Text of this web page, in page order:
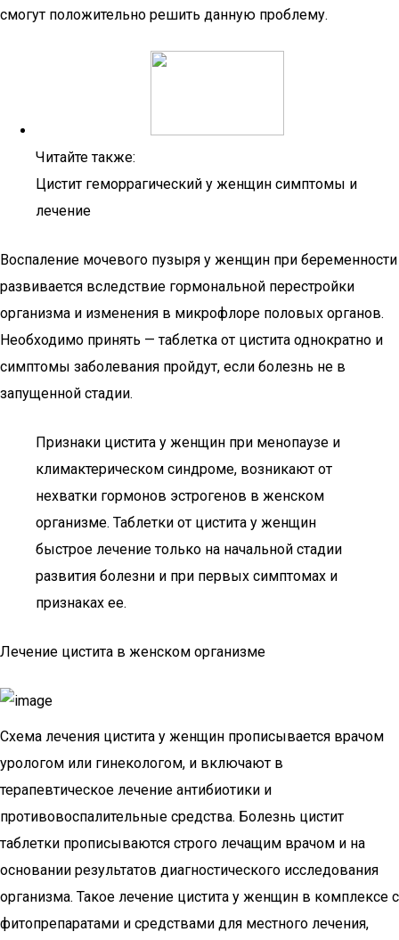
смогут положительно решить данную проблему.
Читайте также:
Цистит геморрагический у женщин симптомы и
лечение
Воспаление мочевого пузыря у женщин при беременности
развивается вследствие гормональной перестройки
организма и изменения в микрофлоре половых органов.
Необходимо принять — таблетка от цистита однократно и
симптомы заболевания пройдут, если болезнь не в
запущенной стадии.
Признаки цистита у женщин при менопаузе и
климактерическом синдроме, возникают от
нехватки гормонов эстрогенов в женском
организме. Таблетки от цистита у женщин
быстрое лечение только на начальной стадии
развития болезни и при первых симптомах и
признаках ее.
Лечение цистита в женском организме
Схема лечения цистита у женщин прописывается врачом
урологом или гинекологом, и включают в
терапевтическое лечение антибиотики и
противовоспалительные средства. Болезнь цистит
таблетки прописываются строго лечащим врачом и на
основании результатов диагностического исследования
организма. Такое лечение цистита у женщин в комплексе с
фитопрепаратами и средствами для местного лечения,